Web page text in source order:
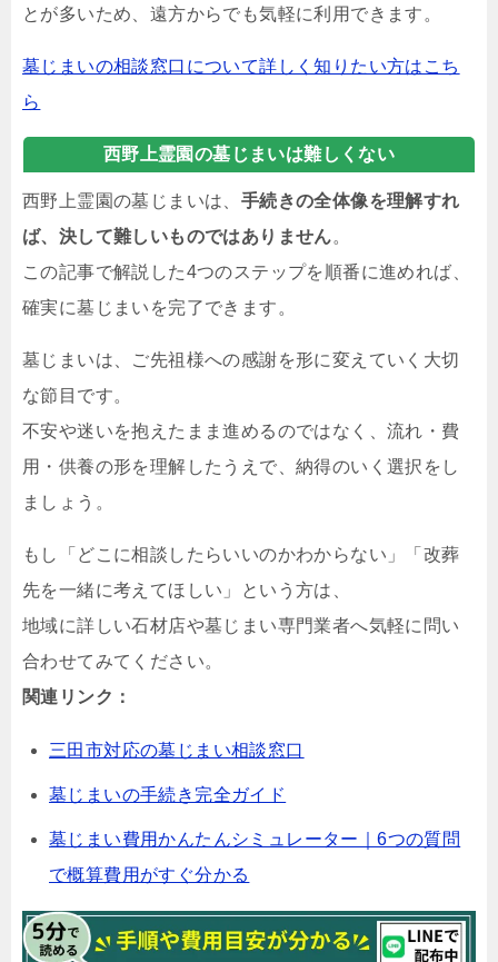
とが多いため、遠方からでも気軽に利用できます。
墓じまいの相談窓口について詳しく知りたい方はこち
ら
西野上霊園の墓じまいは難しくない
西野上霊園の墓じまいは、 手続きの全体像を理解すれ
ば、決して難しいものではありません。
この記事で解説した4つのステップを順番に進めれば、
確実に墓じまいを完了できます。
墓じまいは、ご先祖様への感謝を形に変えていく大切
な節目です。
不安や迷いを抱えたまま進めるのではなく、流れ・費
用・供養の形を理解したうえで、納得のいく選択をし
ましょう。
もし「どこに相談したらいいのかわからない」「改葬
先を一緒に考えてほしい」という方は、
地域に詳しい石材店や墓じまい専門業者へ気軽に問い
合わせてみてください。
関連リンク：
三田市対応の墓じまい相談窓口
墓じまいの手続き完全ガイド
墓じまい費用かんたんシミュレーター｜6つの質問
で概算費用がすぐ分かる